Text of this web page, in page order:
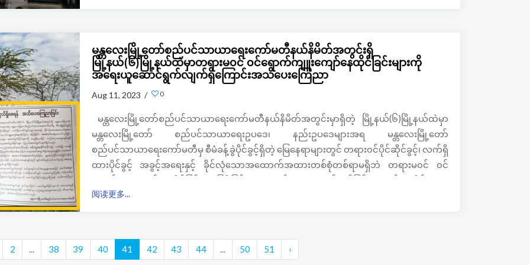
မန္တလေးမြို့တော်စည်ပင်သာယာရေးကော်မတီနယ်နိမိတ်အတွင်းရှိ
မြို့နယ်(၆)မြို့နယ်ထဲမှာတရားမ၀င် ၀င်ရောက်ကျူးကျော်နေထိုင်ခြင်းများကို
အရေးယူဆောင်ရွက်လျက်ရှိကြောင်းအသိပေးကြေညာ
Aug 11, 2023 / 0
မန္တလေးမြို့တော်စည်ပင်သာယာရေးကော်မတီနယ်နိမိတ်အတွင်းမှာရှိတဲ့ မြို့နယ်(၆)မြို့နယ်ထဲမှာ
မန္တလေးမြို့တော် စည်ပင်သာယာရေးဥပဒေ၊ နည်းဥပဒေများအရ မန္တလေးမြို့တော်
စည်ပင်သာယာရေးကော်မတီမှ စီမံခန့်ခွဲပိုင်ခွင့်ရှိတဲ့ မြေနေရာများတွင် တရား၀င်ပိုင်ဆိုင်ခွင့်၊ လက်ရှိ
ထားပိုင်ခွင့် အခွင့်အရေးနှင့် ခိုင်လုံသောအထောက်အထားတစ်စုံတစ်ရာမရှိဘဲ တရားမ၀င် ၀င်
ခြင်းတို့ကို ဥပဒေမဲ့စွာ ဆောင်ရွက်ခြင်းများကို တွေ့ရှိရသဖြင့် တည်ဆဲဥပဒေများနှင့်အညီဖျက်သိမ်း
阅读更多...
2 ... 38 39 40 41 42 43 44 ... 50 51 ›